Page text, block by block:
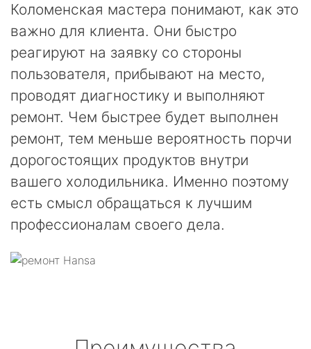
Коломенская мастера понимают, как это
важно для клиента. Они быстро
реагируют на заявку со стороны
пользователя, прибывают на место,
проводят диагностику и выполняют
ремонт. Чем быстрее будет выполнен
ремонт, тем меньше вероятность порчи
дорогостоящих продуктов внутри
вашего холодильника. Именно поэтому
есть смысл обращаться к лучшим
профессионалам своего дела.